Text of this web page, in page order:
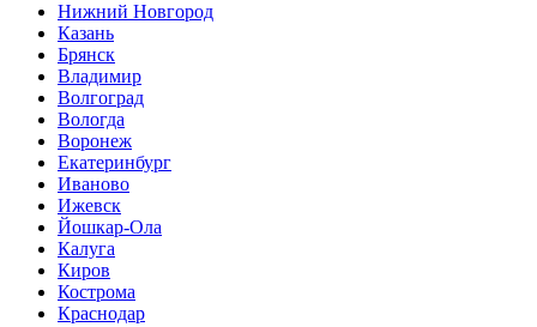
Нижний Нoвгород
Казань
Брянск
Владимир
Волгоград
Вологда
Воронеж
Екатеринбург
Иваново
Ижевск
Йошкар-Ола
Калуга
Киров
Кострома
Краснодар